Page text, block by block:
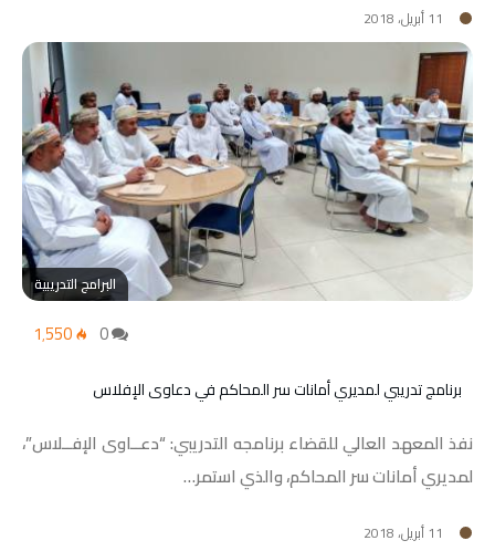
11 أبريل، 2018
البرامج التدريبية
1٬550
برنامج تدريبي لمديري أمانات سر المحاكم في دعاوى الإفلاس
نفذ المعهد العالي للقضاء برنامجه التدريبي: “دعــاوى الإفــلاس”،
لمديري أمانات سر المحاكم، والذي استمر…
11 أبريل، 2018